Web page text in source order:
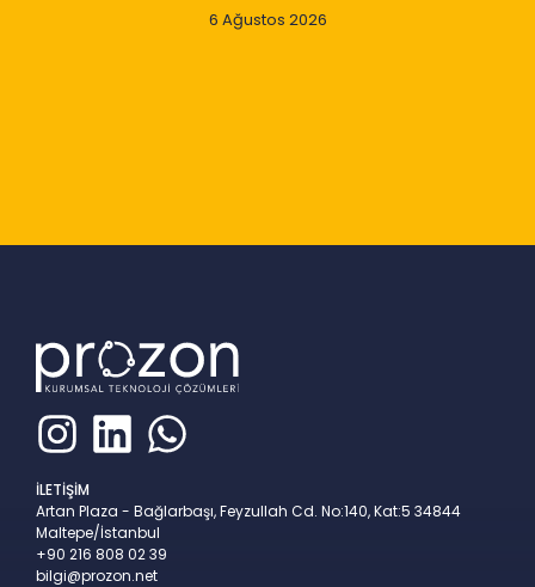
6 Ağustos 2026
İLETİŞİM
Artan Plaza - Bağlarbaşı, Feyzullah Cd. No:140, Kat:5 34844
Maltepe/İstanbul
+90 216 808 02 39
bilgi@prozon.net